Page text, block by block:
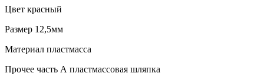
Цвет красный
Размер 12,5мм
Материал пластмасса
Прочее часть А пластмассовая шляпка